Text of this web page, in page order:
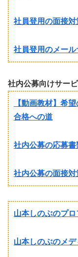
社員登用の面接対
社員登用のメール
社内公募向けサー
【動画教材】希
合格への道
社内公募の応募
社内公募の面接対
山本しのぶのプ
山本しのぶのメ